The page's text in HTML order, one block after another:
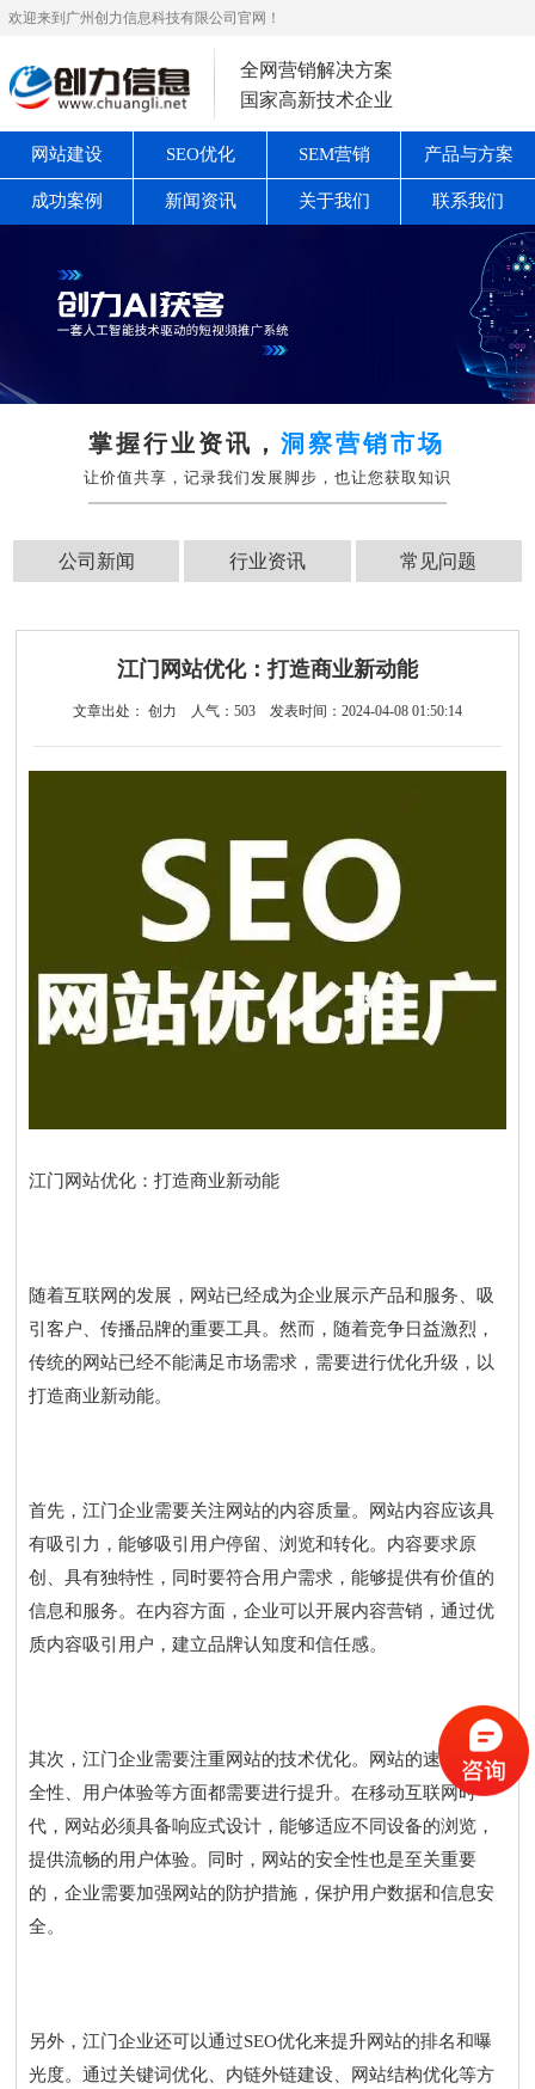
欢迎来到广州创力信息科技有限公司官网！
全网营销解决方案
国家高新技术企业
网站建设 SEO优化 SEM营销 产品与方案
成功案例 新闻资讯 关于我们 联系我们
掌握行业资讯，洞察营销市场
让价值共享，记录我们发展脚步，也让您获取知识
公司新闻 行业资讯 常见问题
江门网站优化：打造商业新动能
文章出处： 创力 人气： 503 发表时间：2024-04-08 01:50:14
江门网站优化：打造商业新动能
随着互联网的发展，网站已经成为企业展示产品和服务、吸
引客户、传播品牌的重要工具。然而，随着竞争日益激烈，
传统的网站已经不能满足市场需求，需要进行优化升级，以
打造商业新动能。
首先，江门企业需要关注网站的内容质量。网站内容应该具
有吸引力，能够吸引用户停留、浏览和转化。内容要求原
创、具有独特性，同时要符合用户需求，能够提供有价值的
信息和服务。在内容方面，企业可以开展内容营销，通过优
质内容吸引用户，建立品牌认知度和信任感。
其次，江门企业需要注重网站的技术优化。网站的速度、安
全性、用户体验等方面都需要进行提升。在移动互联网时
代，网站必须具备响应式设计，能够适应不同设备的浏览，
提供流畅的用户体验。同时，网站的安全性也是至关重要
的，企业需要加强网站的防护措施，保护用户数据和信息安
全。
另外，江门企业还可以通过SEO优化来提升网站的排名和曝
光度。通过关键词优化、内链外链建设、网站结构优化等方